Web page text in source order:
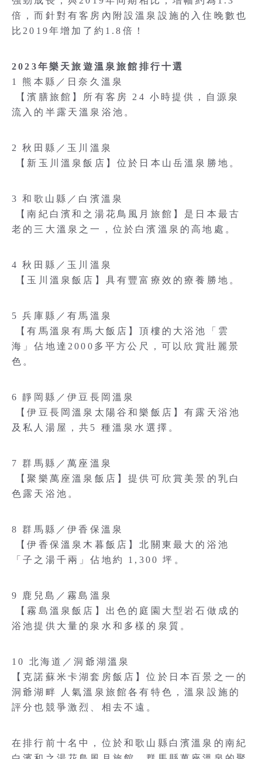
倍，而針對有客房內附設溫泉設施的入住晚數也
比2019年增加了約1.8倍！
2023年樂天旅遊溫泉旅館排行十選
1 熊本縣／日奈久溫泉
【濱膳旅館】所有客房 24 小時提供，自源泉
流入的半露天溫泉浴池。
2 秋田縣／玉川溫泉
【新玉川溫泉飯店】位於日本山岳溫泉勝地。
3 和歌山縣／白濱溫泉
【南紀白濱和之湯花鳥風月旅館】是日本最古
老的三大溫泉之一，位於白濱溫泉的高地處。
4 秋田縣／玉川溫泉
【玉川溫泉飯店】具有豐富療效的療養勝地。
5 兵庫縣／有馬溫泉
【有馬溫泉有馬大飯店】頂樓的大浴池「雲
海」佔地達2000多平方公尺，可以欣賞壯麗景
色。
6 靜岡縣／伊豆長岡溫泉
【伊豆長岡溫泉太陽谷和樂飯店】有露天浴池
及私人湯屋，共5 種溫泉水選擇。
7 群馬縣／萬座溫泉
【聚樂萬座溫泉飯店】提供可欣賞美景的乳白
色露天浴池。
8 群馬縣／伊香保溫泉
【伊香保溫泉木暮飯店】北關東最大的浴池
「子之湯千兩」佔地約 1,300 坪。
9 鹿兒島／霧島溫泉
【霧島溫泉飯店】出色的庭園大型岩石做成的
浴池提供大量的泉水和多樣的泉質。
10 北海道／洞爺湖溫泉
【克諾蘇米卡湖套房飯店】位於日本百景之一的
洞爺湖畔 人氣溫泉旅館各有特色，溫泉設施的
評分也競爭激烈、相去不遠。
在排行前十名中，位於和歌山縣白濱溫泉的南紀